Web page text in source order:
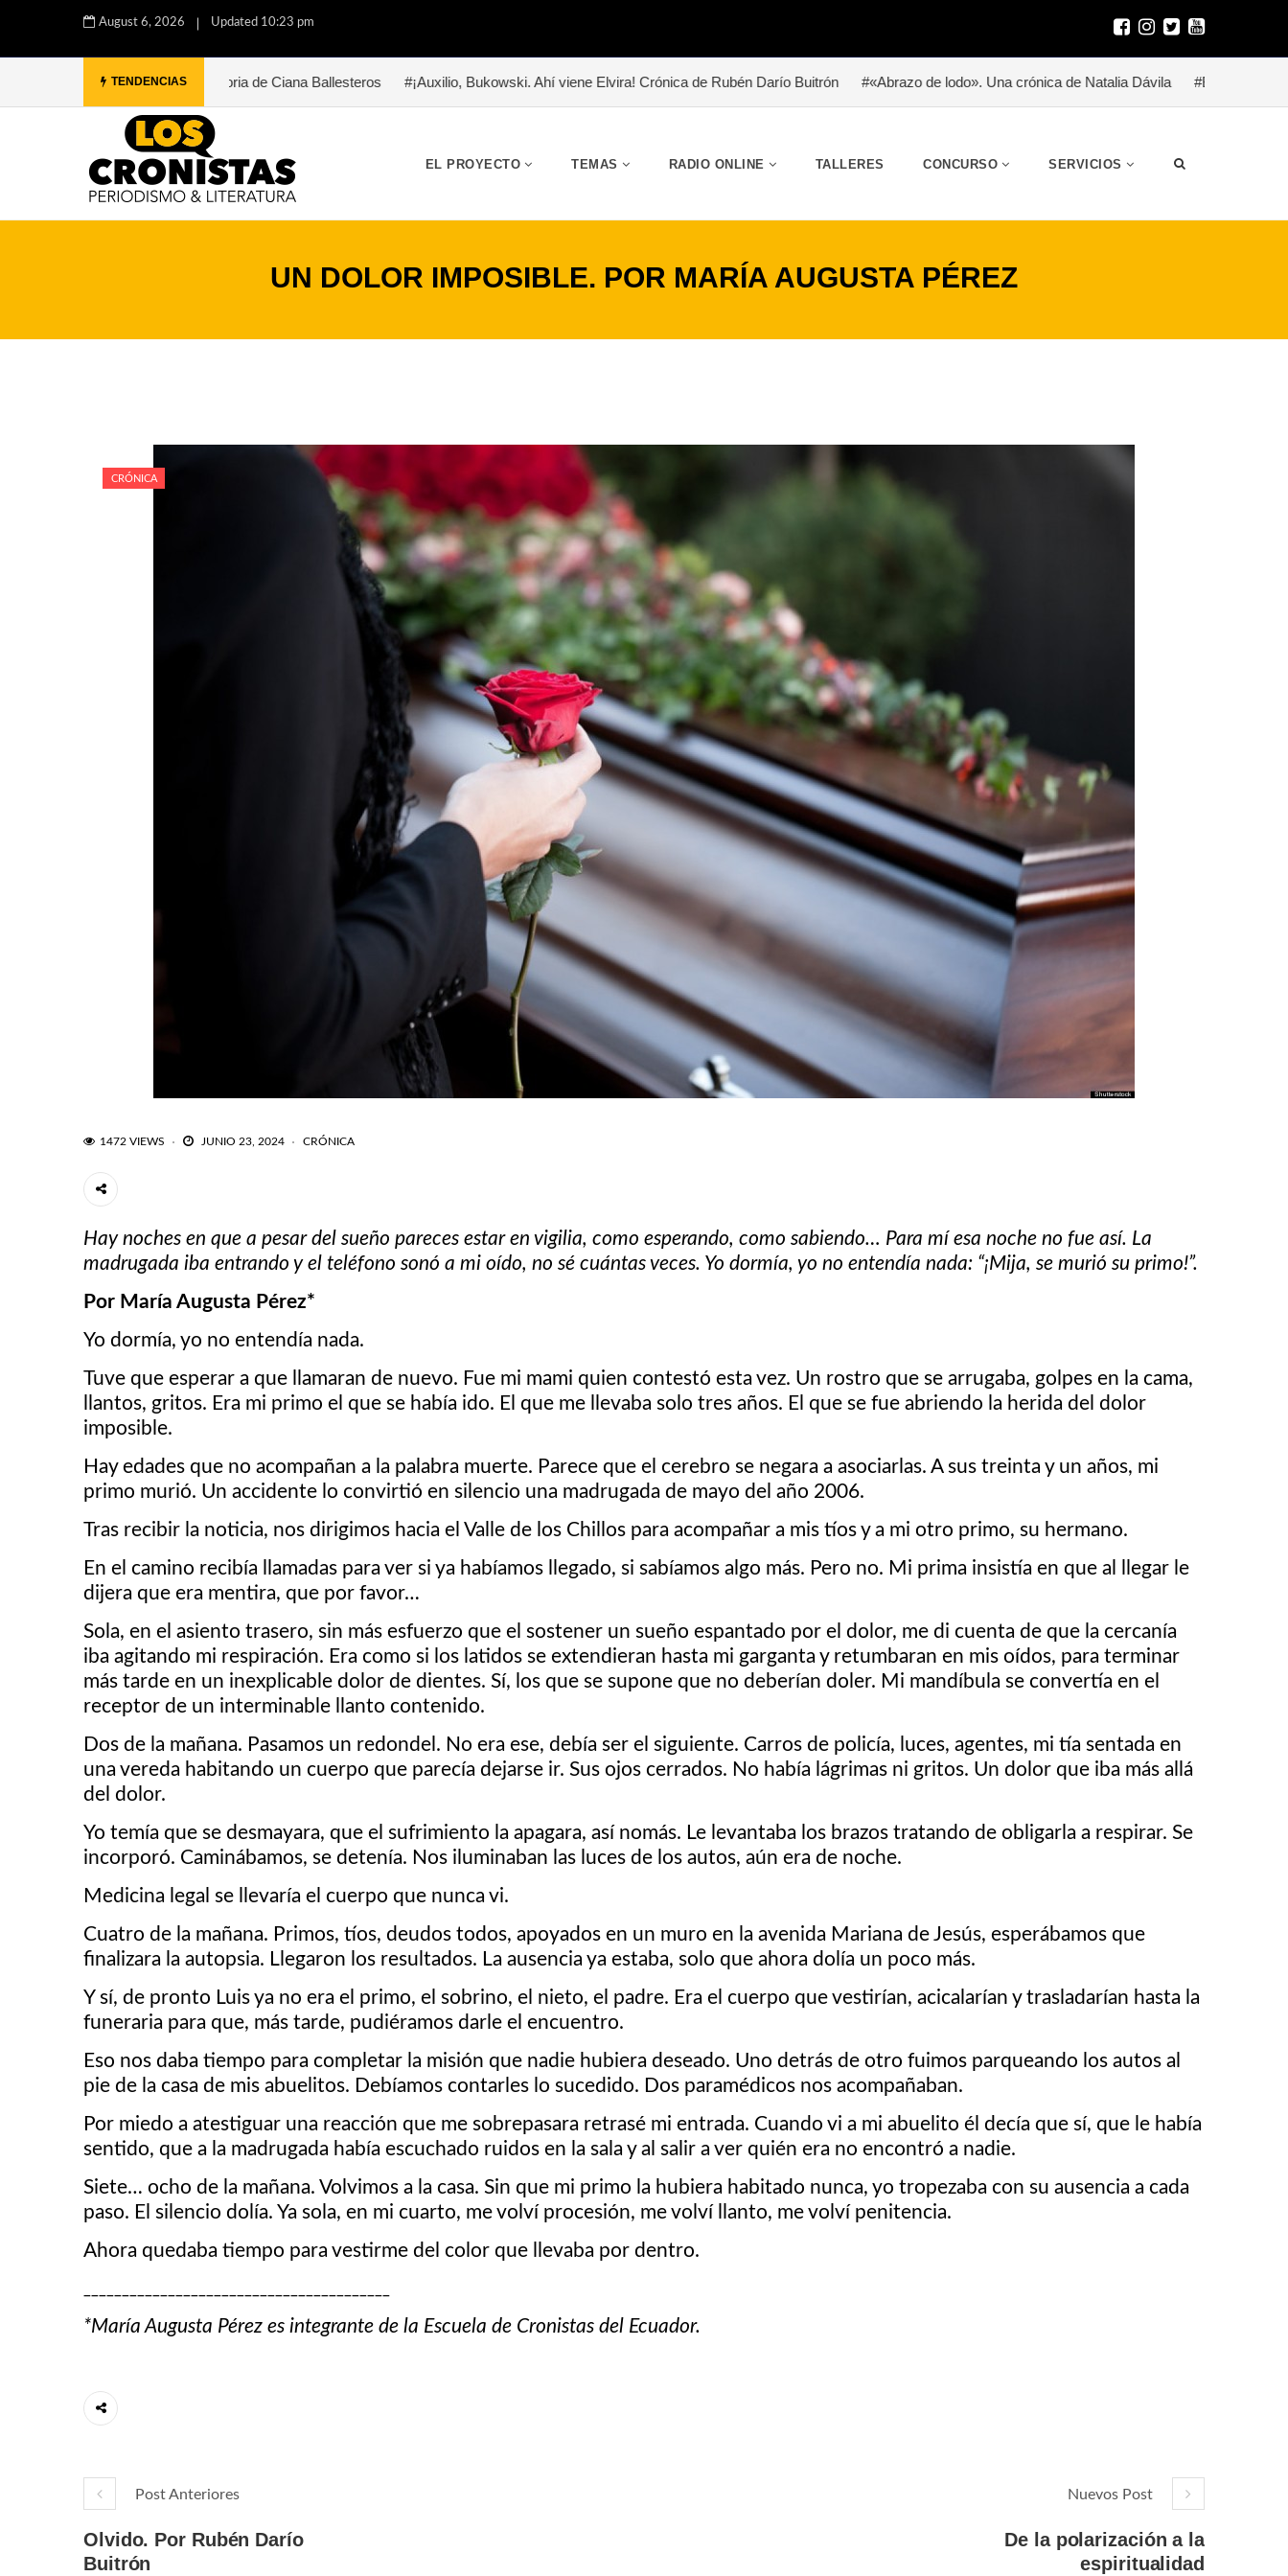
August 6, 2026 Updated 10:23 pm
TENDENCIAS
#Paula. Una historia de Ciana Ballesteros #¡Auxilio, Bukowski. Ahí viene Elvira! Crónica de Rubén Darío Buitrón #«Abrazo de lodo». Una crónica de Natalia Dávila #Besitoterapia para un
EL PROYECTO TEMAS RADIO ONLINE TALLERES CONCURSO SERVICIOS
UN DOLOR IMPOSIBLE. POR MARÍA AUGUSTA PÉREZ
CRÓNICA
1472 VIEWS JUNIO 23, 2024 CRÓNICA
Hay noches en que a pesar del sueño pareces estar en vigilia, como esperando, como sabiendo… Para mí esa noche no fue así. La
madrugada iba entrando y el teléfono sonó a mi oído, no sé cuántas veces. Yo dormía, yo no entendía nada: “¡Mija, se murió su primo!”.
Por María Augusta Pérez*
Yo dormía, yo no entendía nada.
Tuve que esperar a que llamaran de nuevo. Fue mi mami quien contestó esta vez. Un rostro que se arrugaba, golpes en la cama,
llantos, gritos. Era mi primo el que se había ido. El que me llevaba solo tres años. El que se fue abriendo la herida del dolor
imposible.
Hay edades que no acompañan a la palabra muerte. Parece que el cerebro se negara a asociarlas. A sus treinta y un años, mi
primo murió. Un accidente lo convirtió en silencio una madrugada de mayo del año 2006.
Tras recibir la noticia, nos dirigimos hacia el Valle de los Chillos para acompañar a mis tíos y a mi otro primo, su hermano.
En el camino recibía llamadas para ver si ya habíamos llegado, si sabíamos algo más. Pero no. Mi prima insistía en que al llegar le
dijera que era mentira, que por favor…
Sola, en el asiento trasero, sin más esfuerzo que el sostener un sueño espantado por el dolor, me di cuenta de que la cercanía
iba agitando mi respiración. Era como si los latidos se extendieran hasta mi garganta y retumbaran en mis oídos, para terminar
más tarde en un inexplicable dolor de dientes. Sí, los que se supone que no deberían doler. Mi mandíbula se convertía en el
receptor de un interminable llanto contenido.
Dos de la mañana. Pasamos un redondel. No era ese, debía ser el siguiente. Carros de policía, luces, agentes, mi tía sentada en
una vereda habitando un cuerpo que parecía dejarse ir. Sus ojos cerrados. No había lágrimas ni gritos. Un dolor que iba más allá
del dolor.
Yo temía que se desmayara, que el sufrimiento la apagara, así nomás. Le levantaba los brazos tratando de obligarla a respirar. Se
incorporó. Caminábamos, se detenía. Nos iluminaban las luces de los autos, aún era de noche.
Medicina legal se llevaría el cuerpo que nunca vi.
Cuatro de la mañana. Primos, tíos, deudos todos, apoyados en un muro en la avenida Mariana de Jesús, esperábamos que
finalizara la autopsia. Llegaron los resultados. La ausencia ya estaba, solo que ahora dolía un poco más.
Y sí, de pronto Luis ya no era el primo, el sobrino, el nieto, el padre. Era el cuerpo que vestirían, acicalarían y trasladarían hasta la
funeraria para que, más tarde, pudiéramos darle el encuentro.
Eso nos daba tiempo para completar la misión que nadie hubiera deseado. Uno detrás de otro fuimos parqueando los autos al
pie de la casa de mis abuelitos. Debíamos contarles lo sucedido. Dos paramédicos nos acompañaban.
Por miedo a atestiguar una reacción que me sobrepasara retrasé mi entrada. Cuando vi a mi abuelito él decía que sí, que le había
sentido, que a la madrugada había escuchado ruidos en la sala y al salir a ver quién era no encontró a nadie.
Siete… ocho de la mañana. Volvimos a la casa. Sin que mi primo la hubiera habitado nunca, yo tropezaba con su ausencia a cada
paso. El silencio dolía. Ya sola, en mi cuarto, me volví procesión, me volví llanto, me volví penitencia.
Ahora quedaba tiempo para vestirme del color que llevaba por dentro.
*María Augusta Pérez es integrante de la Escuela de Cronistas del Ecuador.
Post Anteriores
Olvido. Por Rubén Darío
Buitrón
Nuevos Post
De la polarización a la
espiritualidad